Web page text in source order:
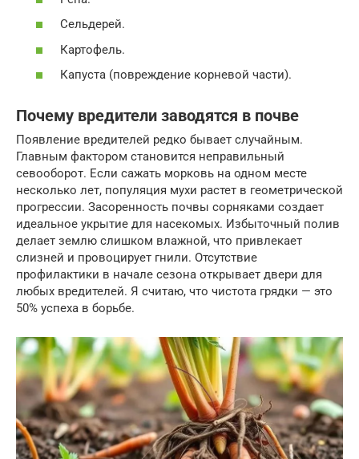
Сельдерей.
Картофель.
Капуста (повреждение корневой части).
Почему вредители заводятся в почве
Появление вредителей редко бывает случайным.
Главным фактором становится неправильный
севооборот. Если сажать морковь на одном месте
несколько лет, популяция мухи растет в геометрической
прогрессии. Засоренность почвы сорняками создает
идеальное укрытие для насекомых. Избыточный полив
делает землю слишком влажной, что привлекает
слизней и провоцирует гнили. Отсутствие
профилактики в начале сезона открывает двери для
любых вредителей. Я считаю, что чистота грядки — это
50% успеха в борьбе.